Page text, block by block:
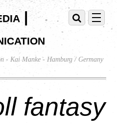
|
- Kai Manke - Hamburg / Germany
fantasy